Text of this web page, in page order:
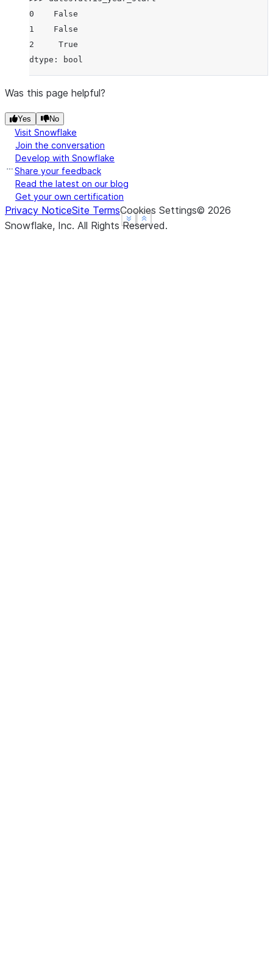
Show less
See more
0    False
1    False
2     True
dtype: bool
Show less
See more
Was this page helpful?
Yes No
Visit Snowflake
Join the conversation
Develop with Snowflake
Share your feedback
Read the latest on our blog
Get your own certification
Privacy NoticeSite TermsCookies Settings© 2026
Snowflake, Inc. All Rights Reserved.